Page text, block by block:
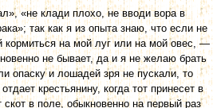
«не клади плохо, не вводи вора в
так как я из опыта знаю, что если не
кормиться на мой луг или на мой овес, —
не бывает, да и я не желаю брать
опаску и лошадей зря не пускали, то
крестьянину, когда тот принесет в
в поле, обыкновенно на первый раз